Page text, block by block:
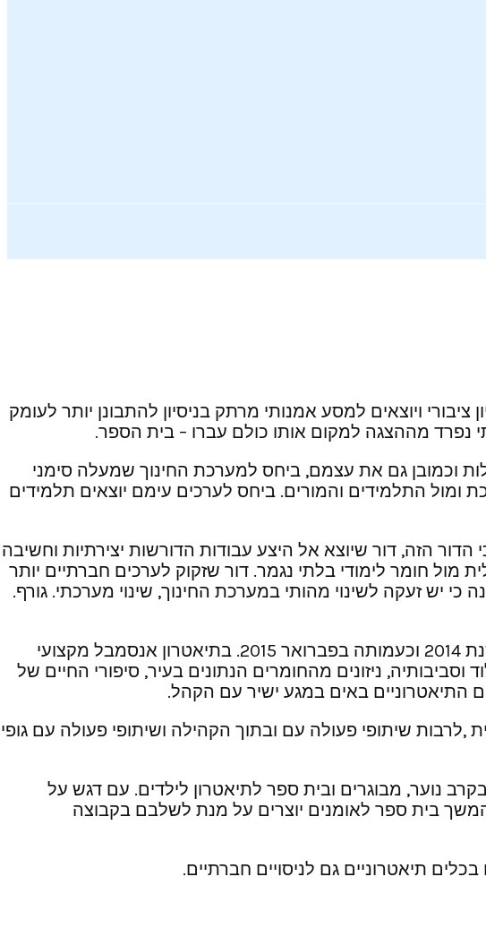
ויוצאים למסע אמנותי מרתק בניסיון להתבונן יותר לעומק
נפרד מההצגה למקום אותו כולם עברו – בית הספר.
וכמובן גם את עצמם, ביחס למערכת החינוך שמעלה סימני
התלמידים והמורים. ביחס לערכים עימם יוצאים תלמידים
הזה, דור שיוצא אל היצע עבודות הדורשות יצירתיות וחשיבה
חומר לימודי בלתי נגמר. דור שזקוק לערכים חברתיים יותר
יש זעקה לשינוי מהותי במערכת החינוך, שינוי מערכתי. גורף.
בתיאטרון אנסמבל מקצועי
ניזונים מהחומרים הנתונים בעיר, סיפורי החיים של
התיאטרוניים באים במגע ישיר עם הקהל.
שיתופי פעולה עם ובתוך הקהילה ושיתופי פעולה עם גופי
נוער, מבוגרים ובית ספר לתיאטרון לילדים. עם דגש על
בית ספר לאומנים יוצרים על מנת לשלבם בקבוצה
תיאטרוניים גם לניסויים חברתיים.